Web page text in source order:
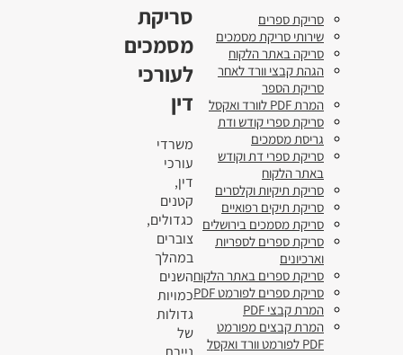
סריקת
מסמכים
לעורכי
דין
משרדי
עורכי
דין,
קטנים
כגדולים,
צוברים
במהלך
השנים
כמויות
גדולות
של
סריקת ספרים
שירותי סריקת מסמכים
סריקה באתר הלקוח
הגהת קבצי וורד לאחר
סריקת הספר
המרת PDF לוורד ואקסל
סריקת ספרי קודש ודת
גריסת מסמכים
סריקת ספרי דת וקודש
באתר הלקוח
סריקת תיקיות וקלסרים
סריקת תיקים רפואיים
סריקת מסמכים בירושלים
סריקת ספרים לספריות
וארכיונים
סריקת ספרים באתר הלקוח
סריקת ספרים לפורמט PDF
המרת קבצי PDF
המרת קבצים מפורמט
PDF לפורמט וורד ואקסל